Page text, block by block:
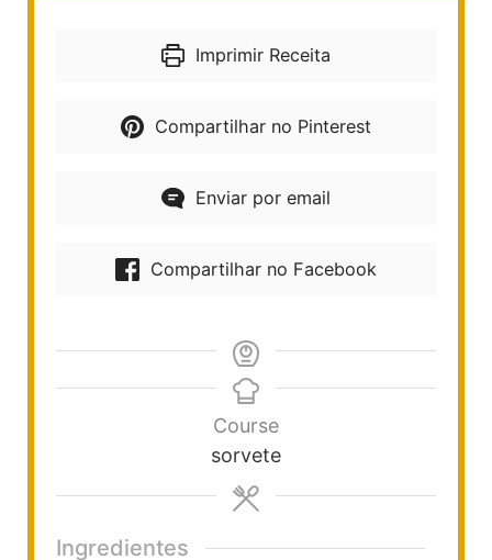
Imprimir Receita
Compartilhar no Pinterest
Enviar por email
Compartilhar no Facebook
Course
sorvete
Ingredientes